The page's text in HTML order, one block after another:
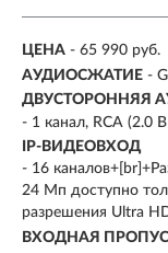
ЦЕНА - 65 990 руб.
АУДИОСЖАТИЕ -
ДВУСТОРОННЯЯ
- 1 канал, RCA (2.0
IP-ВИДЕОВХОД
- 16
24 Мп доступно
разрешения Ultra
ВХОДНАЯ